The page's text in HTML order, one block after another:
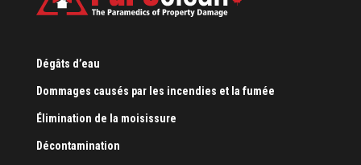
Dégâts d’eau
Dommages causés par les incendies et la fumée
Élimination de la moisissure
Décontamination